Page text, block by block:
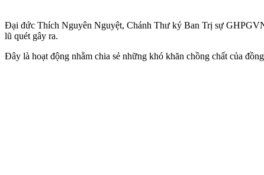
Đại đức Thích Nguyên Nguyệt, Chánh Thư ký Ban Trị sự
lũ quét gây ra.
Đây là hoạt động nhằm chia sẻ những khó khăn chồng chất của